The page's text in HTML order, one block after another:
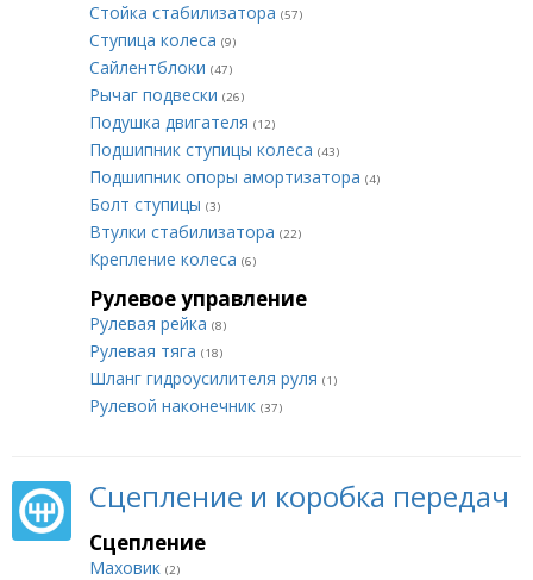
Стойка стабилизатора (57)
Ступица колеса (9)
Сайлентблоки (47)
Рычаг подвески (26)
Подушка двигателя (12)
Подшипник ступицы колеса (43)
Подшипник опоры амортизатора (4)
Болт ступицы (3)
Втулки стабилизатора (22)
Крепление колеса (6)
Рулевое управление
Рулевая рейка (8)
Рулевая тяга (18)
Шланг гидроусилителя руля (1)
Рулевой наконечник (37)
Сцепление и коробка передач
Сцепление
Маховик (2)